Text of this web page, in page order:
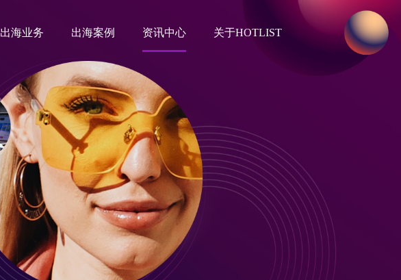
出海业务 出海案例 资讯中心 关于HOTLIST